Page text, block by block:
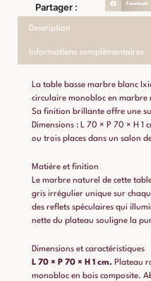
Partager : Facebook
Description
Informations complémentaires
La table basse marbre blanc
circulaire monobloc en marbre
Sa finition brillante offre une
Dimensions : L 70 × P 70 × H 1
ou trois places dans un salon
Matière et finition
Le marbre naturel de cette
gris irrégulier unique sur
des reflets spéculaires qui
nette du plateau souligne la
Dimensions et caractéristiques
L 70 × P 70 × H 1 cm. Plateau
monobloc en bois composite.